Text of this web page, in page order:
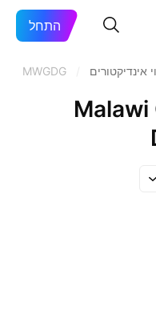
התחל
אינדיקטורים MWGDG
Malawi